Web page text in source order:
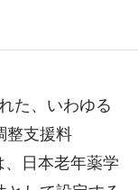
た、いわゆる
整支援料
日本老年薬学